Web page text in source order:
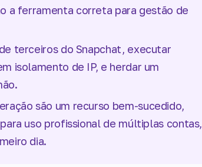
a ferramenta correta para gestão de
terceiros do Snapchat, executar
isolamento de IP, e herdar um
são um recurso bem-sucedido,
uso profissional de múltiplas contas,
dia.